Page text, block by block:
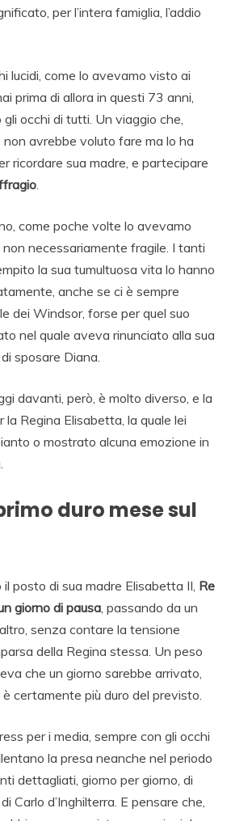
per l’intera famiglia, l’addio
lucidi, come lo avevamo visto ai
prima di allora in questi 73 anni,
occhi di tutti. Un viaggio che,
non avrebbe voluto fare ma lo ha
ricordare sua madre, e partecipare
.
come poche volte lo avevamo
necessariamente fragile. I tanti
la sua tumultuosa vita lo hanno
anche se ci è sempre
dei Windsor, forse per quel suo
nel quale aveva rinunciato alla sua
sposare Diana.
davanti, però, è molto diverso, e la
la Regina Elisabetta, la quale lei
o mostrato alcuna emozione in
duro mese sul
posto di sua madre Elisabetta II, Re
giorno di pausa, passando da un
senza contare la tensione
della Regina stessa. Un peso
che un giorno sarebbe arrivato,
certamente più duro del previsto.
per i media, sempre con gli occhi
la presa neanche nel periodo
dettagliati, giorno per giorno, di
Carlo d’Inghilterra. E pensare che,